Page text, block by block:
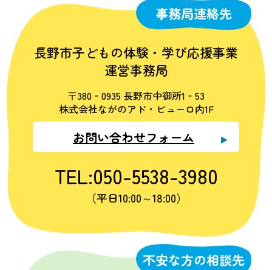
事務局連絡先
長野市子どもの体験・学び応援事業
運営事務局
〒380‐0935 長野市中御所1‐53
株式会社ながのアド・ビューロ内1F
お問い合わせフォーム
TEL:050-5538-3980
（平日10:00～18:00）
不安な方の相談先